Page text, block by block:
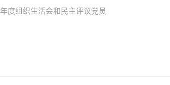
度组织生活会和民主评议党员